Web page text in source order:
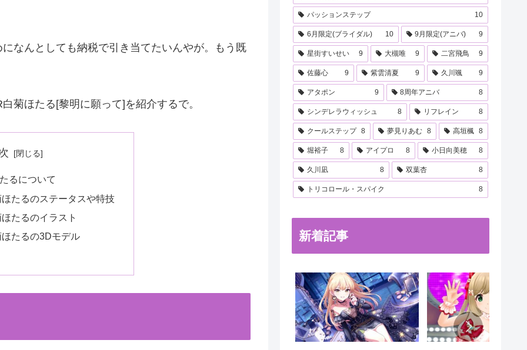
なんとしても納税で引き当てたいんやが。もう既
菊ほたる[黎明に願って]を紹介するで。
るについて
たるのステータスや特技
たるのイラスト
たるの3Dモデル
パッションステップ 10
6月限定(ブライダル) 10 9月限定(アニバ) 9
星街すいせい 9 大槻唯 9 二宮飛鳥 9
佐藤心 9 紫雲清夏 9 久川颯 9
アタポン 9 8周年アニバ 8
シンデレラウィッシュ 8 リフレイン 8
クールステップ 8 夢見りあむ 8 高垣楓 8
堀裕子 8 アイプロ 8 小日向美穂 8
久川凪 8 双葉杏 8
トリコロール・スパイク 8
新着記事